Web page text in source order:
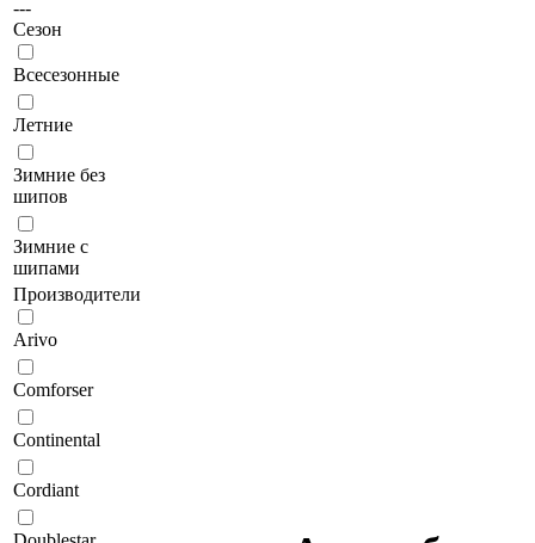
---
Сезон
Всесезонные
Летние
Зимние без
шипов
Зимние с
шипами
Производители
Arivo
Comforser
Continental
Cordiant